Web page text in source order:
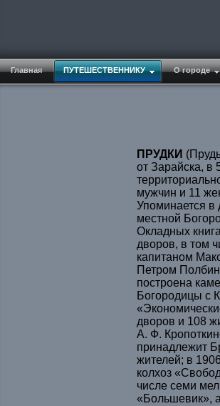
Главная ПУТЕШЕСТВЕННИКУ О городе
ПРУДКИ
от Зарайска, в
мужчин и 11
Упоминается в
местной
Окладных
дворов, в том
капитаном
Петром
построена
Богородицы с
дворов и 108
А. Ф.
принадлежит
жителей; в
колхоз
числе семи
«Большевик»,